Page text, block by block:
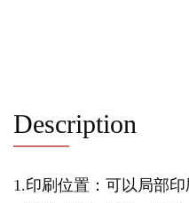
Description
1.印刷位置：可以局部